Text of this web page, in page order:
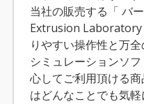
当社の販売する「 バ
Extrusion Laboratory
りやすい操作性と万
シミュレーションソ
心してご利用頂ける
はどんなことでも気軽